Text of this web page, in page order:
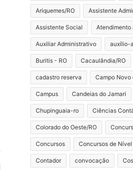
Ariquemes/RO Assistente
Assistente Social Atendimento
Auxiliar Administrativo auxílio-
Buritis - RO Cacaulândia/RO
cadastro reserva Campo Novo
Campus Candeias do Jamari
Chupinguaia-ro Ciências
Colorado do Oeste/RO
Concursos Concursos de
Contador convocação